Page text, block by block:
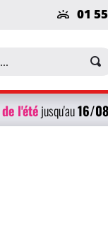
01
de l'étéjusqu'au16/08